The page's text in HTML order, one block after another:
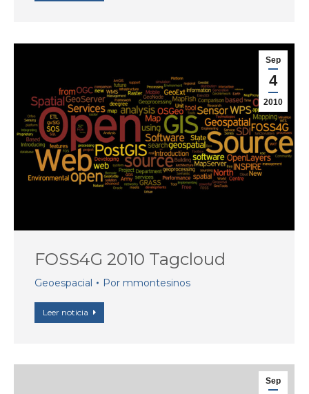
Sep
4
2010
FOSS4G 2010 Tagcloud
Geoespacial Por mmontesinos
Leer noticia
Sep